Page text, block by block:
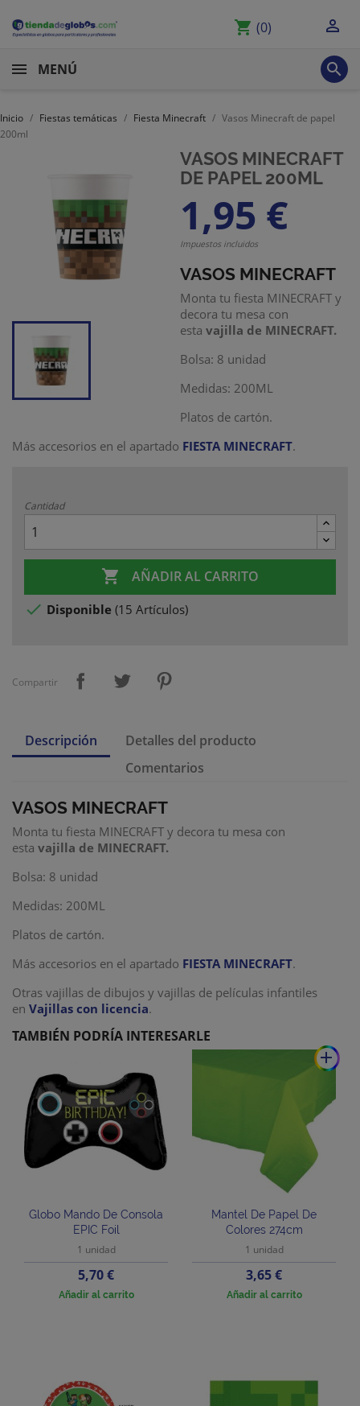
shopping_cart (0) 
MENÚ 
Inicio Fiestas temáticas Fiesta Minecraft
Vasos Minecraft de papel
200ml
VASOS MINECRAFT
DE PAPEL 200ML
1,95 €
Impuestos incluidos
VASOS MINECRAFT
Monta tu fiesta MINECRAFT y
decora tu mesa con
esta vajilla de MINECRAFT.
Bolsa: 8 unidad
Medidas: 200ML
Platos de cartón.
Más accesorios en el apartado FIESTA MINECRAFT.
Cantidad
 AÑADIR AL CARRITO
 Disponible (15 Artículos)
Compartir
Descripción
Detalles del producto
Comentarios
VASOS MINECRAFT
Monta tu fiesta MINECRAFT y decora tu mesa con
esta vajilla de MINECRAFT.
Bolsa: 8 unidad
Medidas: 200ML
Platos de cartón.
Más accesorios en el apartado FIESTA MINECRAFT.
Otras vajillas de dibujos y vajillas de películas infantiles
en Vajillas con licencia.
TAMBIÉN PODRÍA INTERESARLE
Globo Mando De Consola
EPIC Foil
1 unidad
Precio
5,70 €
Añadir al carrito
add
Mantel De Papel De
Colores 274cm
1 unidad
Precio
3,65 €
Añadir al carrito